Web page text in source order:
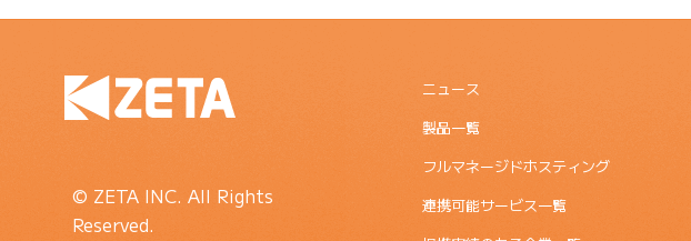
© ZETA INC. All Rights
Reserved.
ニュース
製品一覧
フルマネージドホスティング
連携可能サービス一覧